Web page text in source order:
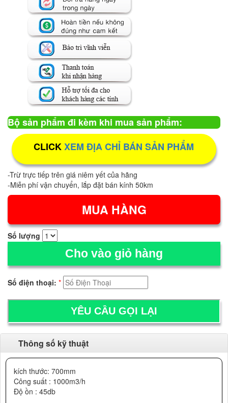
Bộ sản phẩm đi kèm khi mua sản phẩm:
CLICKXEM ĐỊA CHỈ BÁN SẢN PHẨM
-Trừ trực tiếp trên giá niêm yết của hãng
-Miễn phí vận chuyển, lắp đặt bán kính 50km
Số lượng
Cho vào giỏ hàng
Số điện thoại: *
Thông số kỹ thuật
kích thước: 700mm
Công suất : 1000m3/h
Độ ồn : 45db